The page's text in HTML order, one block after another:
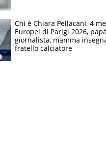
Chi è Chiara Pellacani, 4
Europei di Parigi 2026,
giornalista, mamma
fratello calciatore